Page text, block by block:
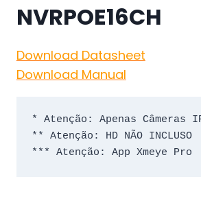
NVRPOE16CH
Download Datasheet
Download Manual
* Atenção: Apenas Câmeras
** Atenção: HD NÃO INCLUSO
*** Atenção: App Xmeye Pro